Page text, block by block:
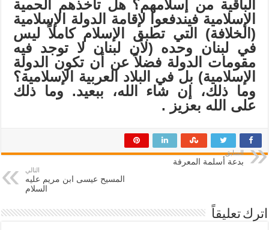
الباقية من إسلامهم؟ هل تأخذهم الحمية
الإسلامية فيندفعوا لإقامة الدولة الإسلامية
(الخلافة) التي تطبق الإسلام كاملاً ليس
في لبنان وحده (لأن لبنان لا توجد فيه
مقومات الدولة فضلاً عن أن تكون الدولة
الإسلامية) بل في البلاد العربية الإسلامية؟
وما ذلك، إن شاء الله، ببعيد. وما ذلك
على الله بعزيز .
السابق
بدعة أسلمة المعرفة
التالي
المسيح عيسى ابن مريم عليه
السلام
اترك تعليقاً